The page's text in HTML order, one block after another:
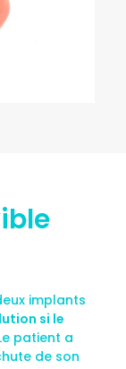
implants
si le
patient a
de son